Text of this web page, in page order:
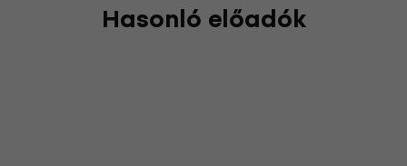
Hasonló előadók